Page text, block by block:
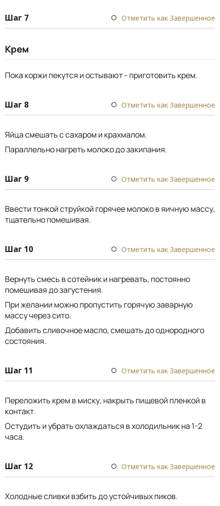
Шаг 7 Отметить как Завершенное
Крем
Пока коржи пекутся и остывают - приготовить крем.
Шаг 8 Отметить как Завершенное
Яйца смешать с сахаром и крахмалом.
Параллельно нагреть молоко до закипания.
Шаг 9 Отметить как Завершенное
Ввести тонкой струйкой горячее молоко в яичную массу,
тщательно помешивая.
Шаг 10 Отметить как Завершенное
Вернуть смесь в сотейник и нагревать, постоянно
помешивая до загустения.
При желании можно пропустить горячую заварную
массу через сито.
Добавить сливочное масло, смешать до однородного
состояния.
Шаг 11 Отметить как Завершенное
Переложить крем в миску, накрыть пищевой пленкой в
контакт.
Остудить и убрать охлаждаться в холодильник на 1-2
часа.
Шаг 12 Отметить как Завершенное
Холодные сливки взбить до устойчивых пиков.